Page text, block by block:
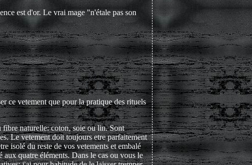
est d'or. Le vrai mage "n'étale pas son
ce vetement que pour la pratique des rituels
fibre naturelle: coton, soie ou lin. Sont
Le vetement doit toujours etre parfaitement
isolé du reste de vos vetements et embalé
quatre éléments. Dans le cas ou vous le